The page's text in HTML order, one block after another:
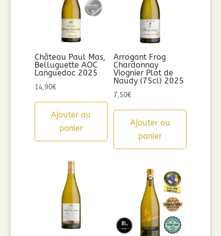
Château Paul Mas,
Belluguette AOC
Languedoc 2025
14,90€
Ajouter au
panier
Arrogant Frog
Chardonnay
Viognier Plot de
Naudy (75cl) 2025
7,50€
Ajouter au
panier